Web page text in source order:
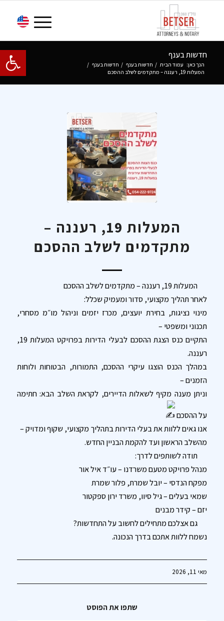
פתח חדשות בענף
הנך כאן: עמוד הבית / חדשות בענף / חדשות בענף /
המעלות 19, רעננה – מתקדמים לשלב ההסכם
המעלות 19, רעננה –
מתקדמים לשלב ההסכם
המעלות 19, רעננה – מתקדמים לשלב ההסכם
לאחר תהליך מקצועי, סדור ומעמיק שכלל:
מינוי נציגות, בחירת יועצים, מכרז יזמים וניהול מו״מ מסחרי,
תכנוני ומשפטי –
התקיים כנס הצגת ההסכם לבעלי הדירות בפרויקט המעלות 19,
רעננה.
במהלך הכנס הוצגו עיקרי ההסכם, התמורות, הבטוחות ולוחות
הזמנים –
וניתן מענה מקיף לשאלות הדיירים, לקראת השלב הבא: חתימה
על ההסכם
אנו גאים ללוות את בעלי הדירות בתהליך מקצועי, שקוף ומדויק –
מהשלב הראשון ועד להקמת הבניין החדש.
תודה לשותפים לדרך:
מנהל פרויקט מטעם משרדנו – עו״ד איל אור
מפקח הנדסי – יובל שמרת, פלור שמרת
שמאי בעלים – גיל סיוו, משרד ירון ספקטור
יזם – קידר מבנים
גם אצלכם מתחילים לחשוב על התחדשות?
נשמח ללוות אתכם בדרך הנכונה.
מאי 11, 2026
שתפו את הפוסט